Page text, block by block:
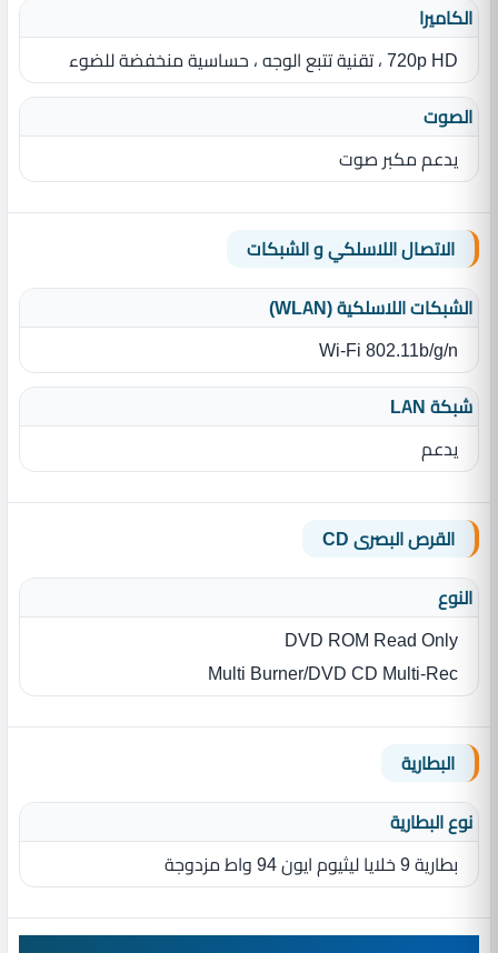
الكاميرا
720p HD ، تقنية تتبع الوجه ، حساسية منخفضة للضوء
الصوت
يدعم مكبر صوت
الاتصال اللاسلكي و الشبكات
الشبكات اللاسلكية (WLAN)
Wi‎-Fi 802.11b/g/n
شبكة LAN
يدعم
القرص البصرى CD
النوع
DVD ROM Read Only
Multi Burner/DVD CD Multi-Rec
البطارية
نوع البطارية‏
بطارية 9 خلايا ليثيوم ايون 94 واط مزدوجة